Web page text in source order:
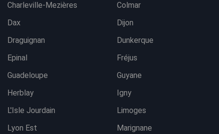
Charleville-Mezières
Colmar
Dax
Dijon
Draguignan
Dunkerque
Epinal
Fréjus
Guadeloupe
Guyane
Herblay
Igny
L'Isle Jourdain
Limoges
Lyon Est
Marignane